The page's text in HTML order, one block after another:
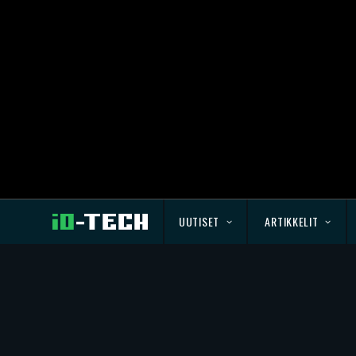
UUTISET ARTIKKELIT